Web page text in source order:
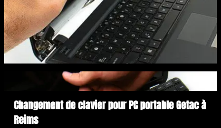
Changement de clavier pour PC portable Getac à
Reims